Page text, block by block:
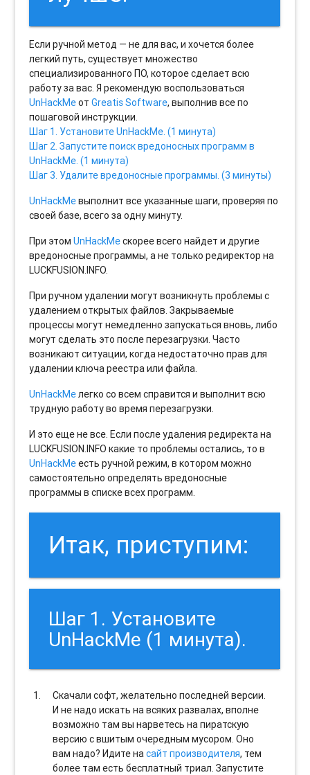
Если ручной метод — не для вас, и хочется более
легкий путь, существует множество
специализированного ПО, которое сделает всю
работу за вас. Я рекомендую воспользоваться
UnHackMeотGreatis Software, выполнив все по
пошаговой инструкции.
Шаг 1. Установите UnHackMe. (1 минута)
Шаг 2. Запустите поиск вредоносных программ в
UnHackMe. (1 минута)
Шаг 3. Удалите вредоносные программы. (3 минуты)
UnHackMeвыполнит все указанные шаги, проверяя по
своей базе, всего за одну минуту.
При этомUnHackMeскорее всего найдет и другие
вредоносные программы, а не только редиректор на
LUCKFUSION.INFO.
При ручном удалении могут возникнуть проблемы с
удалением открытых файлов. Закрываемые
процессы могут немедленно запускаться вновь, либо
могут сделать это после перезагрузки. Часто
возникают ситуации, когда недостаточно прав для
удалении ключа реестра или файла.
UnHackMeлегко со всем справится и выполнит всю
трудную работу во время перезагрузки.
И это еще не все. Если после удаления редиректа на
LUCKFUSION.INFO какие то проблемы остались, то в
UnHackMeесть ручной режим, в котором можно
самостоятельно определять вредоносные
программы в списке всех программ.
Итак, приступим:
Шаг 1. Установите
UnHackMe (1 минута).
Скачали софт, желательно последней версии.
И не надо искать на всяких развалах, вполне
возможно там вы нарветесь на пиратскую
версию с вшитым очередным мусором. Оно
вам надо? Идите насайт производителя, тем
более там есть бесплатный триал. Запустите